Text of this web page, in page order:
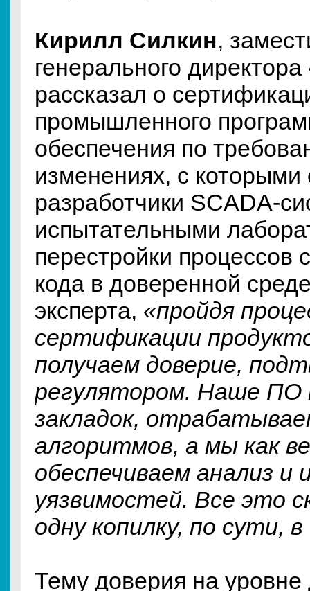
Кирилл Силкин,
генерального
рассказал о
промышленного
обеспечения по
изменениях, с которыми
разработчики SCADA-
испытательными
перестройки процессов
кода в доверенной
эксперта, «пройдя
сертификации
получаем доверие,
регулятором. Наше ПО
закладок,
алгоритмов, а мы как
обеспечиваем анализ и
уязвимостей. Все это
одну копилку, по сути,
Тему доверия на уровне